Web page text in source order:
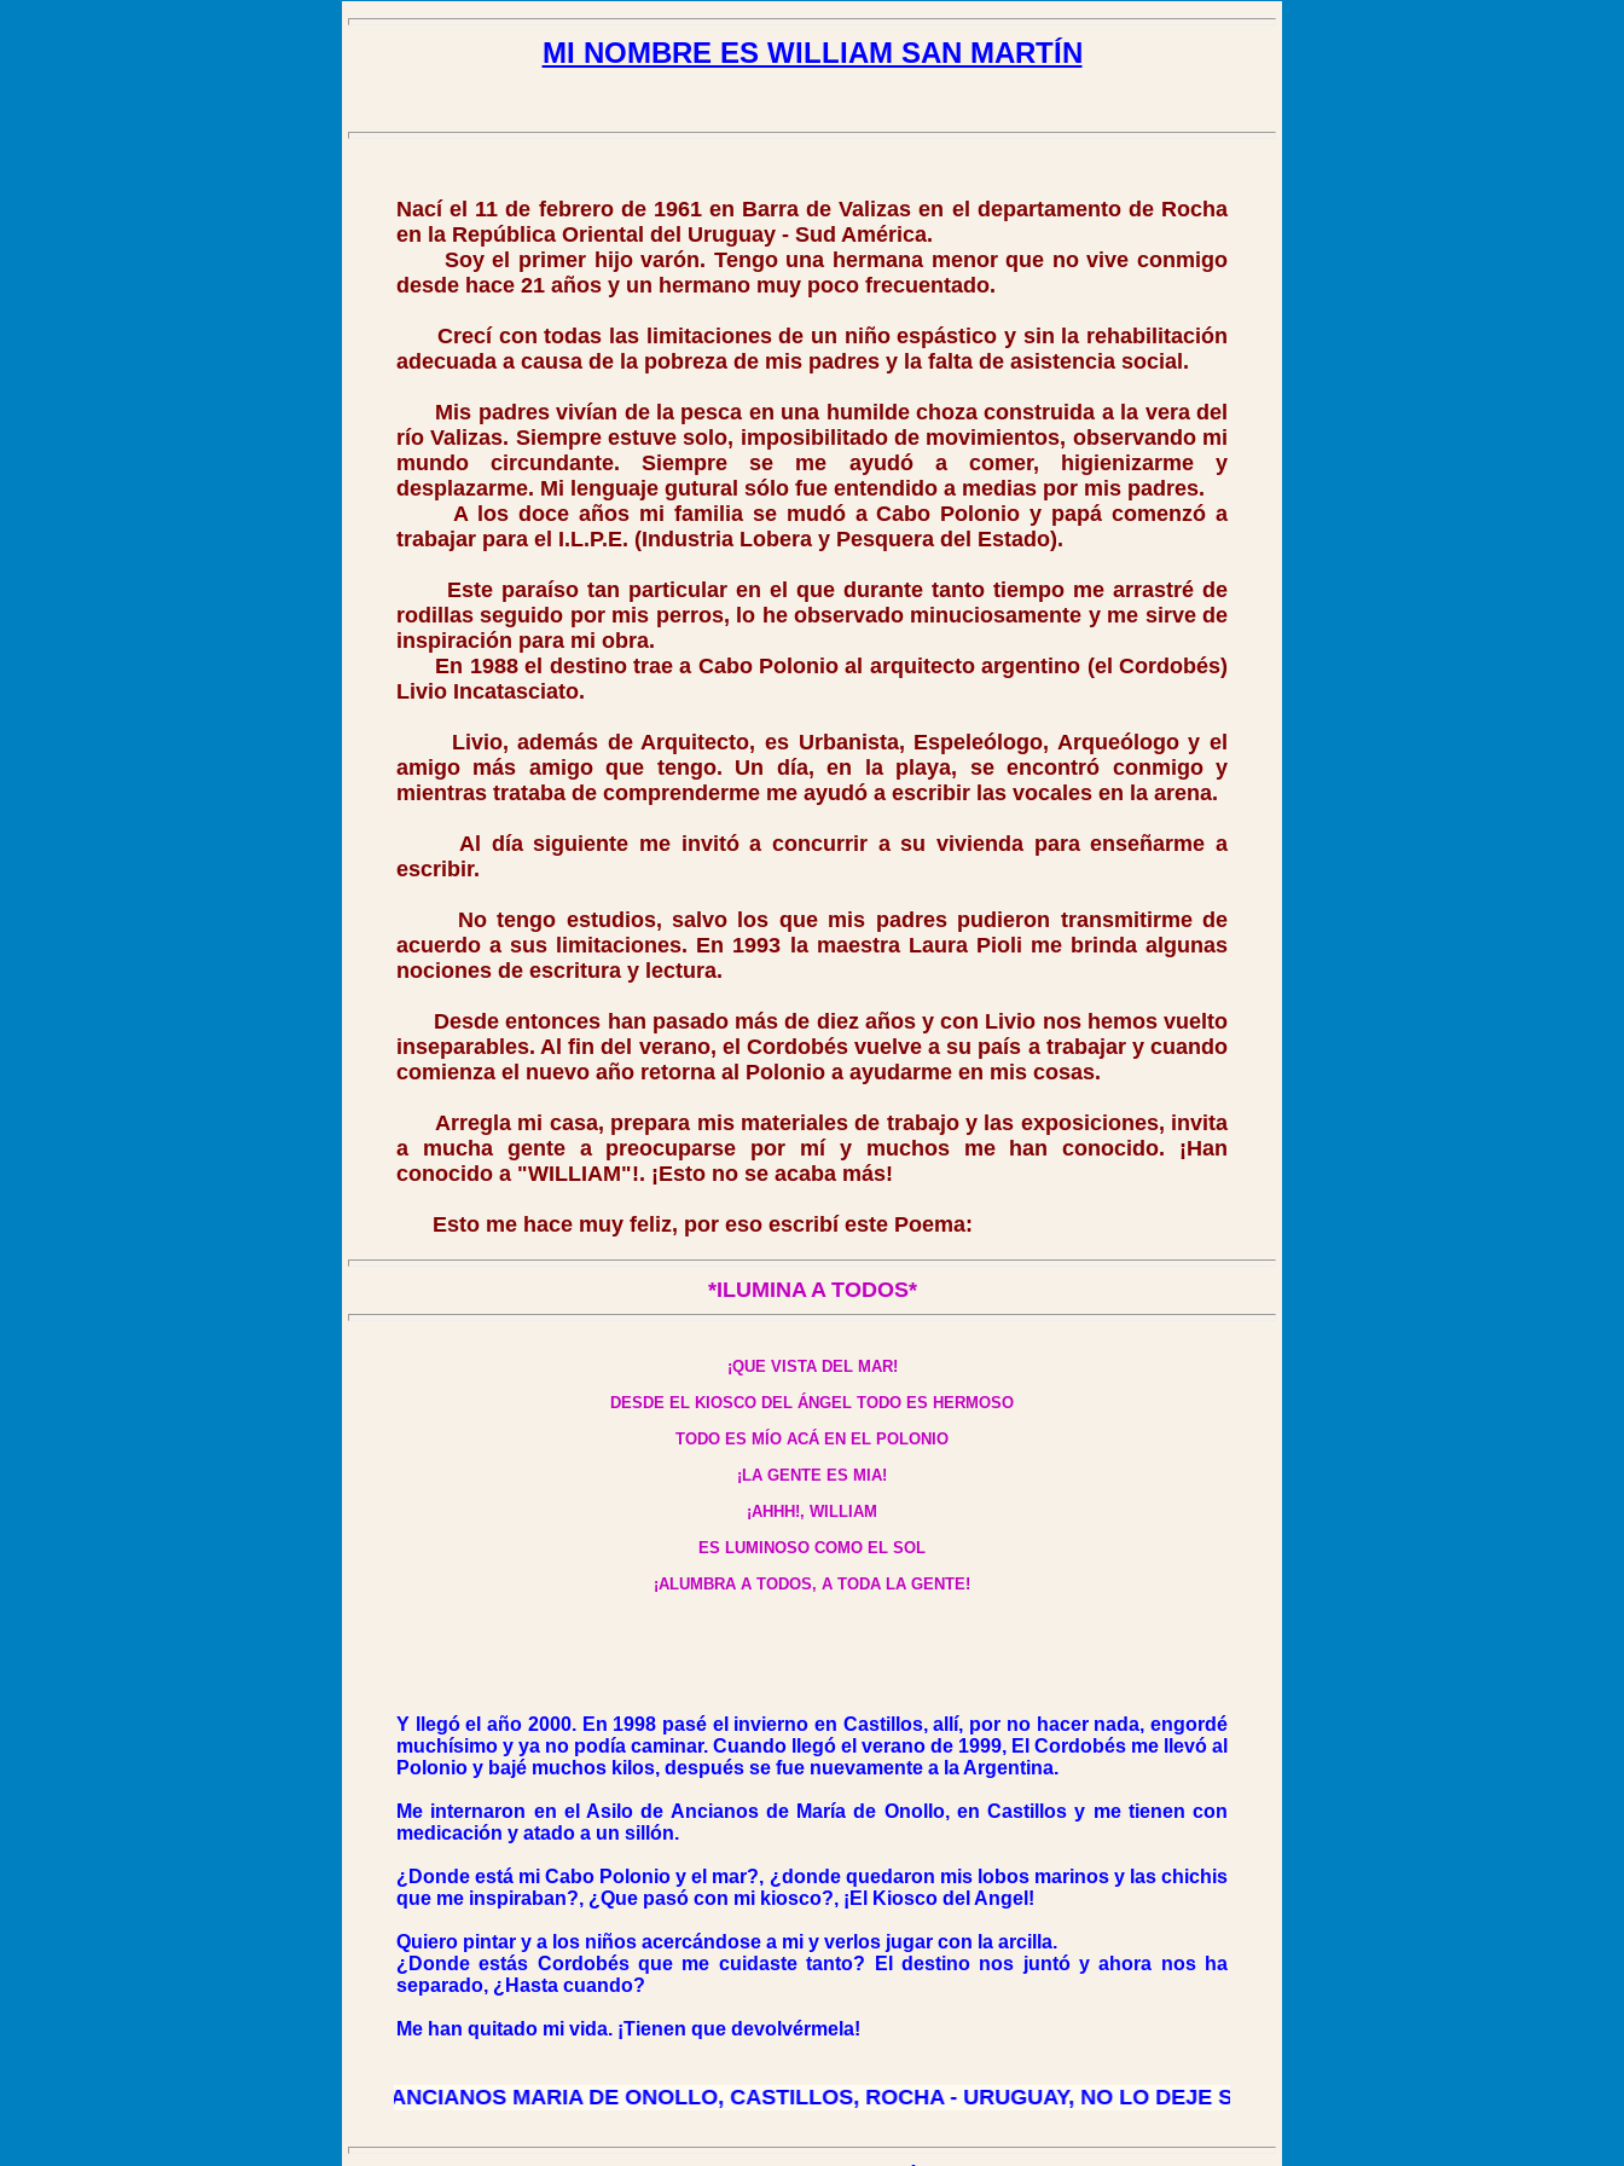
MI NOMBRE ES WILLIAM SAN MARTÍN
Nací el 11 de febrero de 1961 en Barra de Valizas en el departamento de Rocha
en la República Oriental del Uruguay - Sud América.
Soy el primer hijo varón. Tengo una hermana menor que no vive conmigo
desde hace 21 años y un hermano muy poco frecuentado.
Crecí con todas las limitaciones de un niño espástico y sin la rehabilitación
adecuada a causa de la pobreza de mis padres y la falta de asistencia social.
Mis padres vivían de la pesca en una humilde choza construida a la vera del
río Valizas. Siempre estuve solo, imposibilitado de movimientos, observando mi
mundo circundante. Siempre se me ayudó a comer, higienizarme y
desplazarme. Mi lenguaje gutural sólo fue entendido a medias por mis padres.
A los doce años mi familia se mudó a Cabo Polonio y papá comenzó a
trabajar para el I.L.P.E. (Industria Lobera y Pesquera del Estado).
Este paraíso tan particular en el que durante tanto tiempo me arrastré de
rodillas seguido por mis perros, lo he observado minuciosamente y me sirve de
inspiración para mi obra.
En 1988 el destino trae a Cabo Polonio al arquitecto argentino (el Cordobés)
Livio Incatasciato.
Livio, además de Arquitecto, es Urbanista, Espeleólogo, Arqueólogo y el
amigo más amigo que tengo. Un día, en la playa, se encontró conmigo y
mientras trataba de comprenderme me ayudó a escribir las vocales en la arena.
Al día siguiente me invitó a concurrir a su vivienda para enseñarme a
escribir.
No tengo estudios, salvo los que mis padres pudieron transmitirme de
acuerdo a sus limitaciones. En 1993 la maestra Laura Pioli me brinda algunas
nociones de escritura y lectura.
Desde entonces han pasado más de diez años y con Livio nos hemos vuelto
inseparables. Al fin del verano, el Cordobés vuelve a su país a trabajar y cuando
comienza el nuevo año retorna al Polonio a ayudarme en mis cosas.
Arregla mi casa, prepara mis materiales de trabajo y las exposiciones, invita
a mucha gente a preocuparse por mí y muchos me han conocido. ¡Han
conocido a "WILLIAM"!. ¡Esto no se acaba más!
Esto me hace muy feliz, por eso escribí este Poema:
*ILUMINA A TODOS*
¡QUE VISTA DEL MAR!
DESDE EL KIOSCO DEL ÁNGEL TODO ES HERMOSO
TODO ES MÍO ACÁ EN EL POLONIO
¡LA GENTE ES MIA!
¡AHHH!, WILLIAM
ES LUMINOSO COMO EL SOL
¡ALUMBRA A TODOS, A TODA LA GENTE!
Y llegó el año 2000. En 1998 pasé el invierno en Castillos, allí, por no hacer nada, engordé
muchísimo y ya no podía caminar. Cuando llegó el verano de 1999, El Cordobés me llevó al
Polonio y bajé muchos kilos, después se fue nuevamente a la Argentina.
Me internaron en el Asilo de Ancianos de María de Onollo, en Castillos y me tienen con
medicación y atado a un sillón.
¿Donde está mi Cabo Polonio y el mar?, ¿donde quedaron mis lobos marinos y las chichis
que me inspiraban?, ¿Que pasó con mi kiosco?, ¡El Kiosco del Angel!
Quiero pintar y a los niños acercándose a mi y verlos jugar con la arcilla.
¿Donde estás Cordobés que me cuidaste tanto? El destino nos juntó y ahora nos ha
separado, ¿Hasta cuando?
Me han quitado mi vida. ¡Tienen que devolvérmela!
A WILLIAM EN EL ASILO DE ANCIANOS MARIA DE ONOLLO, CASTILLOS, ROCHA - URUGUAY, NO LO DEJE SOLO.